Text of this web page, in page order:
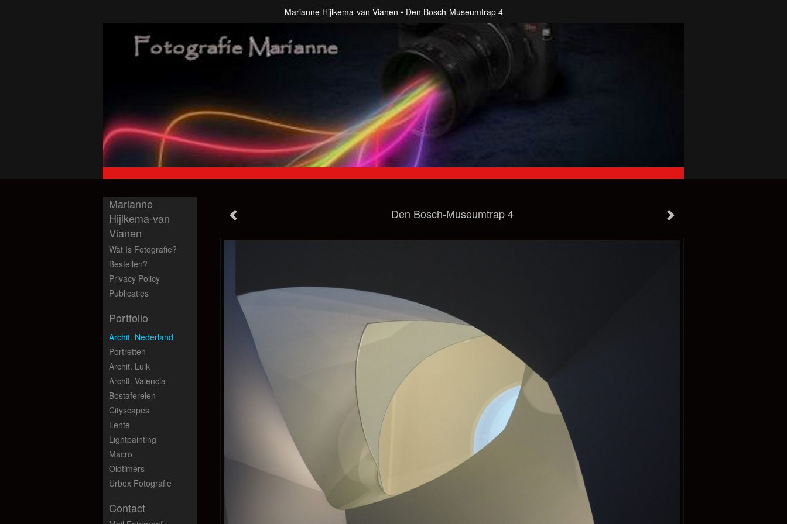
Marianne Hijlkema-van Vianen Den Bosch-Museumtrap 4
Den Bosch-Museumtrap 4
Marianne
Hijlkema-van
Vianen
Wat Is Fotografie?
Bestellen?
Privacy Policy
Publicaties
Portfolio
Archit. Nederland
Portretten
Archit. Luik
Archit. Valencia
Bostaferelen
Cityscapes
Lente
Lightpainting
Macro
Oldtimers
Urbex Fotografie
Contact